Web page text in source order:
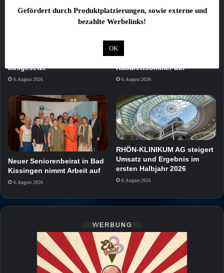
ausgesetzt
6. August 2026
BR zeichnet „Brettl-Spitzen“
beim Volkacher
Kabarettsommer auf
6. August 2026
Neuer Seniorenbeirat in Bad
Kissingen nimmt Arbeit auf
6. August 2026
RHÖN-KLINIKUM AG steigert
Umsatz und Ergebnis im
ersten Halbjahr 2026
6. August 2026
Gefördert durch Produktplatzierungen, sowie externe und
bezahlte Werbelinks!
OK